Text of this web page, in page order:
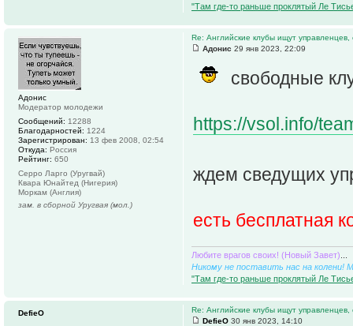
"Там где-то раньше проклятый Ле
Re: Английские клубы ищут управленцев,
Адонис 29 янв 2023, 22:09
свободные
https://vsol.info/
ждем сведущих
есть бесплатная
Любите врагов своих! (Новый Завет)
Никому не поставить нас на колени!
"Там где-то раньше проклятый Ле
Адонис
Модератор молодежи
Сообщений: 12288
Благодарностей: 1224
Зарегистрирован: 13 фев 2008, 02:54
Откуда: Россия
Рейтинг: 650
Серро Ларго (Уругвай)
Квара Юнайтед (Нигерия)
Моркам (Англия)
зам. в сборной Уругвая (мол.)
Re: Английские клубы ищут управленцев,
DefieO 30 янв 2023, 14:10
DefieO